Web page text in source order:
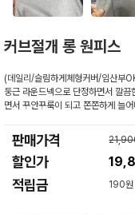
커브절개 롱 원피스
(데일리/슬림하게체형커버/임산부
둥근 라운드넥으로 단정하면서 깔
면서 꾸안꾸룩이 되고 쫀쫀하게 늘
판매가격
할인가
적립금 190원